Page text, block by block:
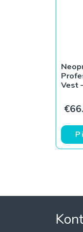
Vest
€